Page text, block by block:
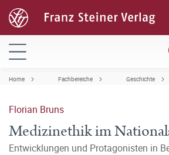
Home Fachbereiche Geschichte
Florian Bruns
Medizinethik im
Entwicklungen und Protagonisten in